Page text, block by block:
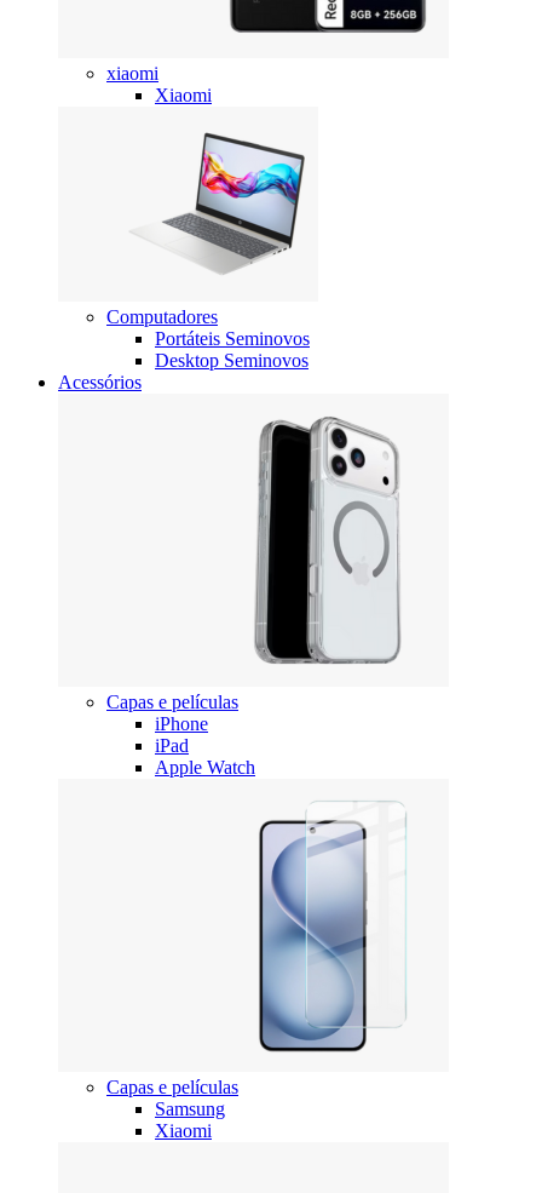
xiaomi
Xiaomi
Computadores
Portáteis Seminovos
Desktop Seminovos
Acessórios
Capas e películas
iPhone
iPad
Apple Watch
Capas e películas
Samsung
Xiaomi